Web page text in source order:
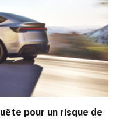
pour un risque de